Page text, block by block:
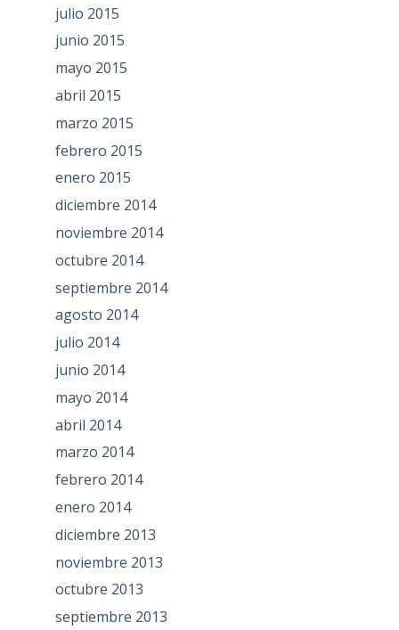
julio 2015
junio 2015
mayo 2015
abril 2015
marzo 2015
febrero 2015
enero 2015
diciembre 2014
noviembre 2014
octubre 2014
septiembre 2014
agosto 2014
julio 2014
junio 2014
mayo 2014
abril 2014
marzo 2014
febrero 2014
enero 2014
diciembre 2013
noviembre 2013
octubre 2013
septiembre 2013